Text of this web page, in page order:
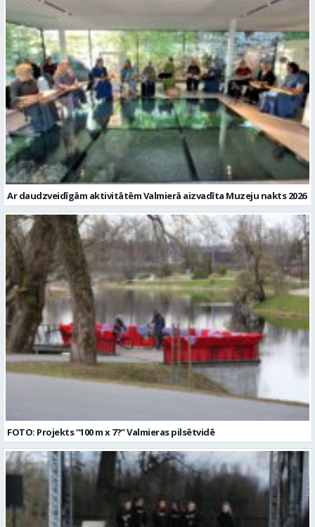
Ar daudzveidīgām aktivitātēm Valmierā aizvadīta Muzeju nakts 2026
FOTO: Projekts “100 m x 7?” Valmieras pilsētvidē